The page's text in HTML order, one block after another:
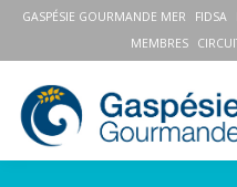
GASPÉSIE GOURMANDE MER FIDSA
MEMBRES